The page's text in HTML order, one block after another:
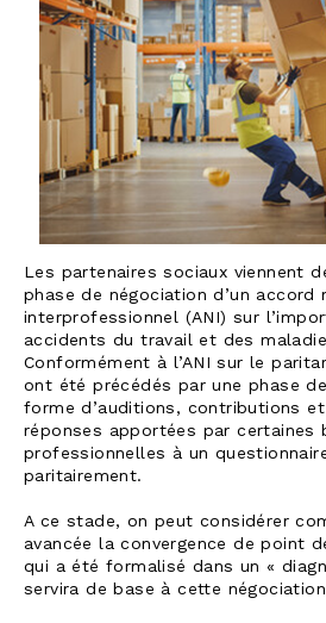
Les partenaires sociaux viennent
phase de négociation d’un accord
interprofessionnel (ANI) sur
accidents du travail et des
Conformément à l’ANI sur le
ont été précédés par une phase
forme d’auditions, contributions
réponses apportées par certaines
professionnelles à un
paritairement.
A ce stade, on peut considérer
avancée la convergence de point
qui a été formalisé dans un «
servira de base à cette